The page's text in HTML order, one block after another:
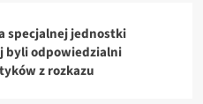
specjalnej jednostki
byli odpowiedzialni
z rozkazu